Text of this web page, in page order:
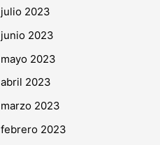
julio 2023
junio 2023
mayo 2023
abril 2023
marzo 2023
febrero 2023